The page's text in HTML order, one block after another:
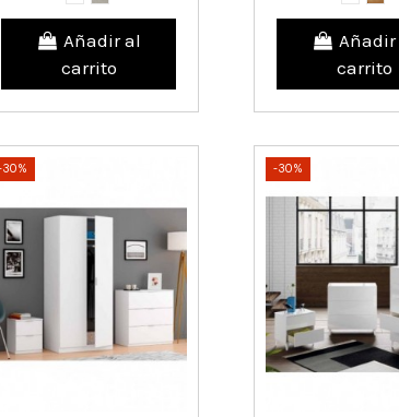
Añadir al
carrito
Añadir
carrito
30% -30%